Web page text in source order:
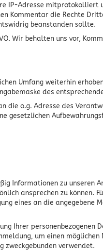
IP-Adresse mitprotokolliert
Kommentar die Rechte
beanstanden sollte.
Wir behalten uns vor,
Umfang weiterhin
des
die o.g. Adresse des
Informationen zu
ansprechen zu
eines an die angegebene
Ihrer personenbezogenen
um einen
zweckgebunden verwendet.